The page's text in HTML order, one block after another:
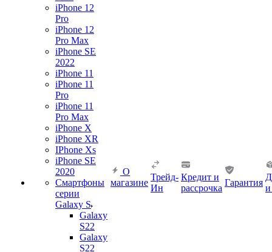
iPhone 12
Pro
iPhone 12
Pro Max
iPhone SE
2022
iPhone 11
iPhone 11
Pro
iPhone 11
Pro Max
iPhone X
iPhone XR
IPhone Xs
iPhone SE
2020
Смартфоны
серии
Galaxy S
Galaxy
S22
Galaxy
S22
О
магазине
Трейд-
Ин
Кредит и
рассрочка
Гарантия
и